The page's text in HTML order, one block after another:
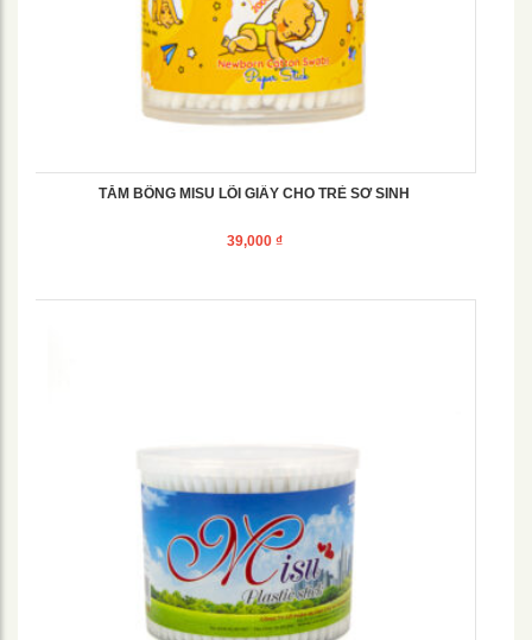
TĂM BÔNG MISU LÕI GIẤY CHO TRẺ SƠ SINH
39,000 ₫